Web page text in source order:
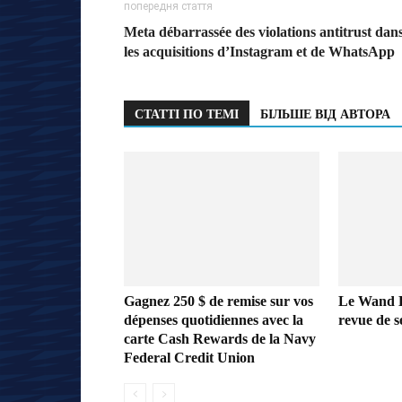
попередня стаття
Meta débarrassée des violations antitrust
les acquisitions d’Instagram et de WhatsApp
СТАТТІ ПО ТЕМІ БІЛЬШЕ ВІД АВТОРА
Gagnez 250 $ de remise sur vos
dépenses quotidiennes avec la
carte Cash Rewards de la Navy
Federal Credit Union
Le Wand
revue de